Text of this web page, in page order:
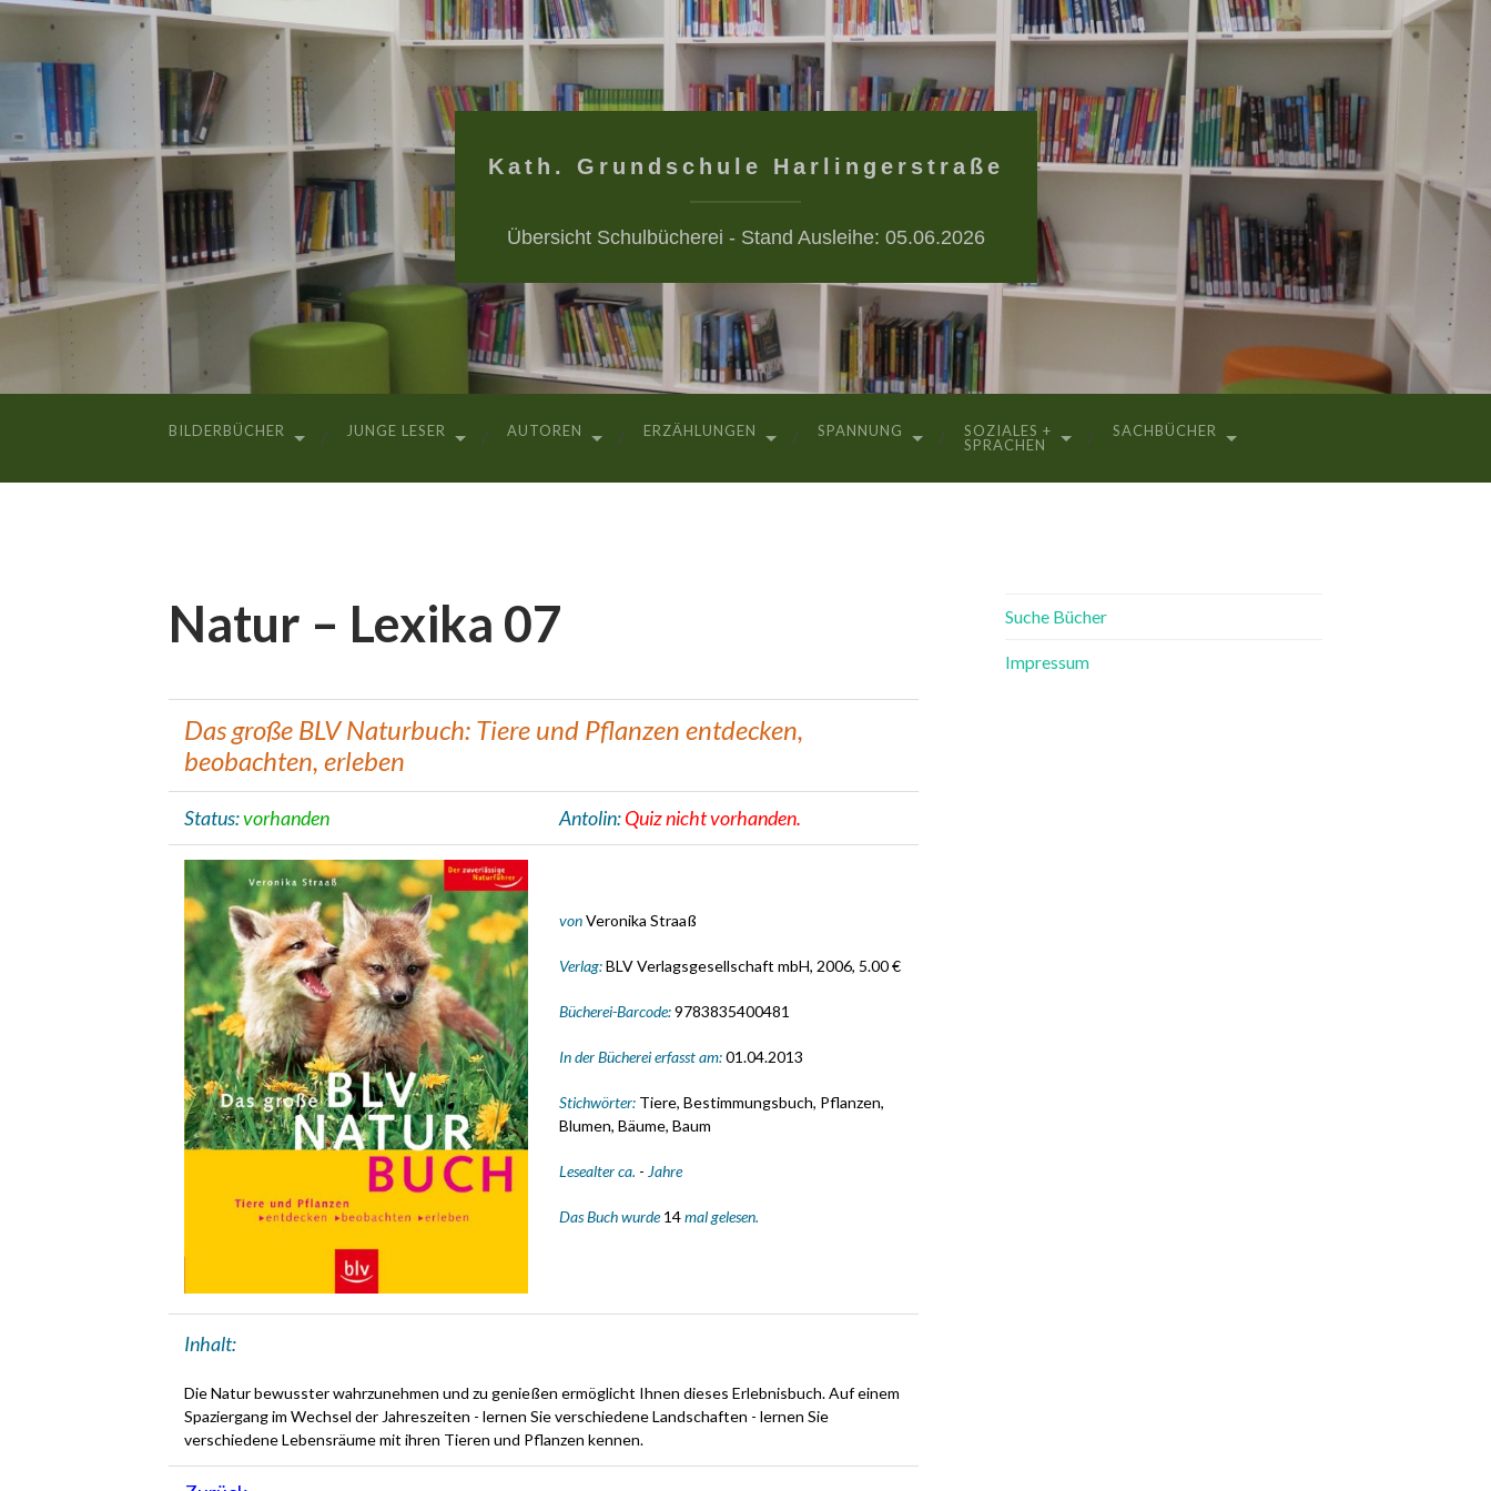
Kath. Grundschule Harlingerstraße
Übersicht Schulbücherei - Stand Ausleihe: 05.06.2026
BILDERBÜCHER JUNGE LESER AUTOREN ERZÄHLUNGEN SPANNUNG
SOZIALES +
SPRACHEN
SACHBÜCHER
Natur – Lexika 07
Das große BLV Naturbuch: Tiere und Pflanzen entdecken,
beobachten, erleben
Status:vorhanden Antolin:Quiz nicht vorhanden.
vonVeronika Straaß
Verlag:BLV Verlagsgesellschaft mbH, 2006, 5.00 €
Bücherei-Barcode:9783835400481
In der Bücherei erfasst am:01.04.2013
Stichwörter: Tiere, Bestimmungsbuch, Pflanzen,
Blumen, Bäume, Baum
Lesealter ca. - Jahre
Das Buch wurde14mal gelesen.
Inhalt:
Die Natur bewusster wahrzunehmen und zu genießen ermöglicht Ihnen dieses Erlebnisbuch. Auf einem
Spaziergang im Wechsel der Jahreszeiten - lernen Sie verschiedene Landschaften - lernen Sie
verschiedene Lebensräume mit ihren Tieren und Pflanzen kennen.
Suche Bücher
Impressum